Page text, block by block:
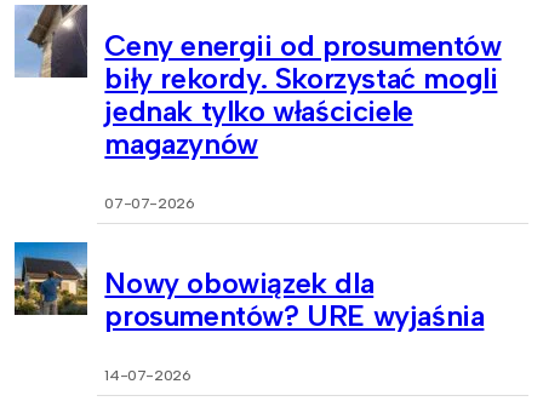
Ceny energii od prosumentów
biły rekordy. Skorzystać mogli
jednak tylko właściciele
magazynów
07-07-2026
Nowy obowiązek dla
prosumentów? URE wyjaśnia
14-07-2026